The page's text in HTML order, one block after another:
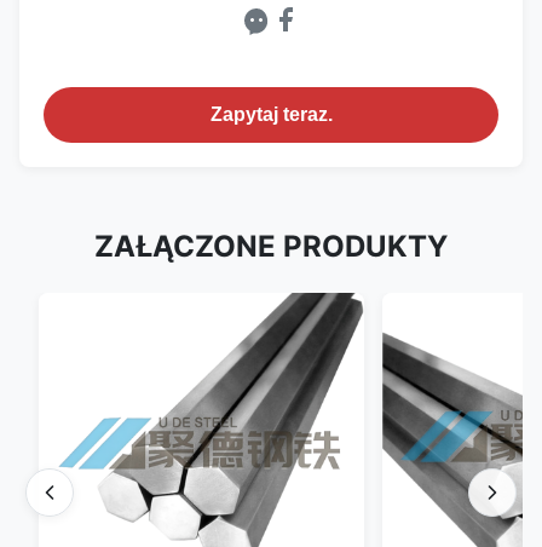
Zapytaj teraz.
ZAŁĄCZONE PRODUKTY